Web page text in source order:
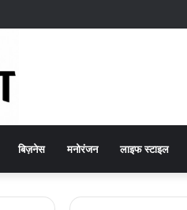
बिज़नेस मनोरंजन लाइफ स्टाइल